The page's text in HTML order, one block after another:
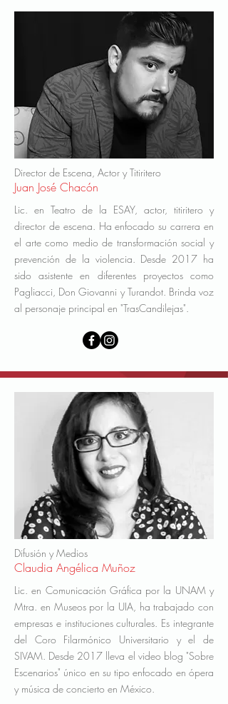
Director de Escena, Actor y Titiritero
Juan José Chacón
Lic. en Teatro de la ESAY, actor, titiritero y
director de escena. Ha enfocado su carrera en
el arte como medio de transformación social y
prevención de la violencia. Desde 2017 ha
sido asistente en diferentes proyectos como
Pagliacci, Don Giovanni y Turandot. Brinda voz
al personaje principal en "TrasCandilejas".
Difusión y Medios
Claudia Angélica Muñoz
Lic. en Comunicación Gráfica por la UNAM y
Mtra. en Museos por la UIA, ha trabajado con
empresas e instituciones culturales. Es integrante
del Coro Filarmónico Universitario y el de
SIVAM. Desde 2017 lleva el video blog "Sobre
Escenarios" único en su tipo enfocado en ópera
y música de concierto en México.